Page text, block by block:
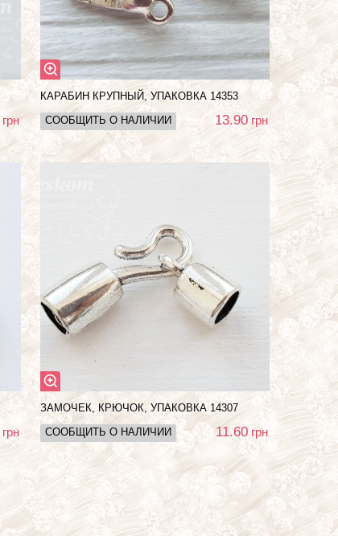
грн
КАРАБИН КРУПНЫЙ, УПАКОВКА 14353
СООБЩИТЬ О НАЛИЧИИ
13.90 грн
грн
ЗАМОЧЕК, КРЮЧОК, УПАКОВКА 14307
СООБЩИТЬ О НАЛИЧИИ
11.60 грн